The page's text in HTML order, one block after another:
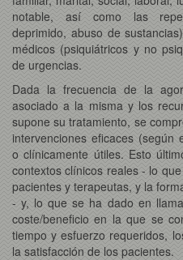
notable, así como las
deprimido, abuso de
médicos (psiquiátricos y no
de urgencias.
Dada la frecuencia de la
asociado a la misma y los
supone su tratamiento, se
intervenciones eficaces (según
o clínicamente útiles. Esto
contextos clínicos reales - lo
pacientes y terapeutas, y la
- y, lo que se ha dado en
coste/beneficio en la que se
tiempo y esfuerzo requeridos,
la satisfacción de los pacientes.